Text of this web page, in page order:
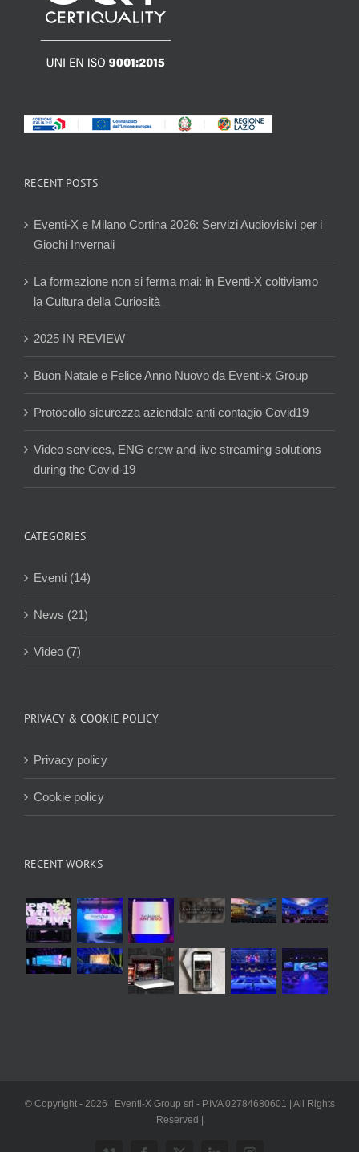
RECENT POSTS
Eventi-X e Milano Cortina 2026: Servizi Audiovisivi per i
Giochi Invernali
La formazione non si ferma mai: in Eventi-X coltiviamo
la Cultura della Curiosità
2025 IN REVIEW
Buon Natale e Felice Anno Nuovo da Eventi-x Group
Protocollo sicurezza aziendale anti contagio Covid19
Video services, ENG crew and live streaming solutions
during the Covid-19
CATEGORIES
Eventi (14)
News (21)
Video (7)
PRIVACY & COOKIE POLICY
Privacy policy
Cookie policy
RECENT WORKS
© Copyright - 2026 | Eventi-X Group srl - P.IVA 02784680601 | All Rights
Reserved |